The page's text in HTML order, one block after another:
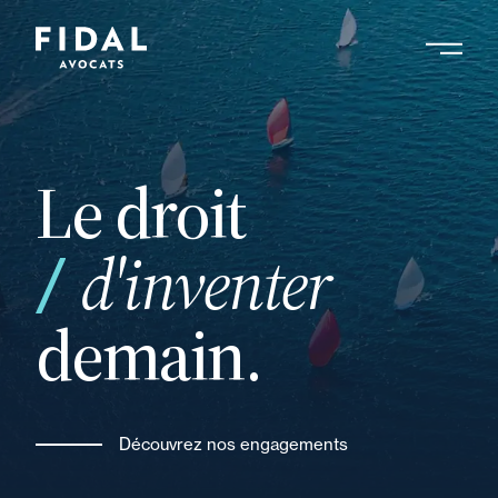
Aller
au
contenu
principalRechercher un mot clé, un professionnel ....
Le droit
d'inventer
demain.
Découvrez nos engagements